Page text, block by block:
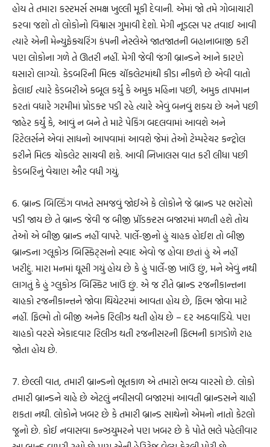
હોય તે તમારા કસ્ટમર્સ સમક્ષ ખુલ્લી મૂકી દેવાની. એમાં જો તમે ગોબાચારી
કરવા જશો તો લોકોનો વિશ્વાસ ગુમાવી દેશો. મેગી નૂડલ્સ પર તવાઈ આવી
ત્યારે એની મેન્યુફેક્ચરિંગ કંપની નેસ્લેએ જાતજાતની બહાનાબાજી કરી
પણ લોકોના ગળે તે ઊતરી નહીં. મેગી જેવી જંગી બ્રાન્ડને આને કારણે
ઘસારો લાગ્યો. કેડબરિની મિલ્ક ચૉકલેટમાંથી કીડા નીકળે છે એવી વાતો
ફેલાઈ ત્યારે કેડબરીએ કબૂલ કર્યું કે અમુક મહિના પછી, અમુક તાપમાન
કરતાં વધારે ગરમીમાં પ્રોડક્ટ પડી રહે ત્યારે એવું બનવું શક્ય છે અને પછી
જાહેર કર્યું કે, આવું ન બને તે માટે પેકિંગ બદલવામાં આવશે અને
રિટેલર્સને એવાં સાધનો આપવામાં આવશે જેમાં તેઓ ટેમ્પરેચર કન્ટ્રોલ
કરીને મિલ્ક ચોકલેટ સાચવી શકે. આવી નિખાલસ વાત કરી લીધા પછી
કેડબરિનું વેચાણ ઔર વધી ગયું.
6. બ્રાન્ડ બિલ્ડિંગ વખતે સમજવું જોઈએ કે લોકોને જે બ્રાન્ડ પર ભરોસો
પડી જાય છે તે બ્રાન્ડ જેવી જ બીજી પ્રૉડક્ટસ બજારમાં મળતી હશે તોય
તેઓ એ બીજી બ્રાન્ડ નહીં વાપરે. પાર્લે-જીનો હું ચાહક હોઈશ તો બીજી
બ્રાન્ડના ગ્લૂકોઝ બિસ્કિટ્સનો સ્વાદ એવો જ હોવા છતાં હું એ નહીં
ખરીદું. મારા મનમાં ઘૂસી ગયું હોય છે કે હું પાર્લે-જી ખાઉં છું, મને એવું નથી
લાગતું કે હું ગ્લુકોઝ બિસ્કિટ ખાઉં છું. એ જ રીતે બ્રાન્ડ રજનીકાન્તના
ચાહકો રજનીકાન્તને જોવા થિયેટરમાં આવતા હોય છે, ફિલ્મ જોવા માટે
નહીં. ફિલ્મો તો બીજી અનેક રિલીઝ થતી હોય છે – દર અઠવાડિયે. પણ
ચાહકો વરસે એકાદવાર રિલીઝ થતી રજનીસરની ફિલ્મની કાગડોળે રાહ
જોતા હોય છે.
7. છેલ્લી વાત, તમારી બ્રાન્ડનો ભૂતકાળ એ તમારો ભવ્ય વારસો છે. લોકો
તમારી બ્રાન્ડને ચાહે છે એટલું નવીસવી બજારમાં આવતી બ્રાન્ડસને ચાહી
શકતા નથી. લોકોને ખબર છે કે તમારી બ્રાન્ડ સાથેનો એમનો નાતો કેટલો
જૂનો છે. કોઈ નવાસવા કન્ઝયુમરને પણ ખબર છે કે પોતે ભલે પહેલીવાર